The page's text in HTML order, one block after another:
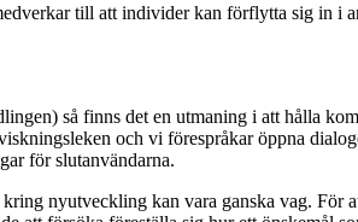
till att individer kan förflytta sig in i
så finns det en utmaning i att hålla
och vi förespråkar öppna
för slutanvändarna.
nyutveckling kan vara ganska vag.